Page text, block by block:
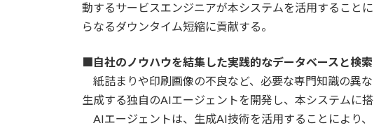
動するサービスエンジニアが本システムを活用すること
らなるダウンタイム短縮に貢献する。
■自社のノウハウを結集した実践的なデータベースと検
紙詰まりや印刷画像の不良など、必要な専門知識の異
生成する独自のAIエージェントを開発し、本システムに搭
AIエージェントは、生成AI技術を活用することにより